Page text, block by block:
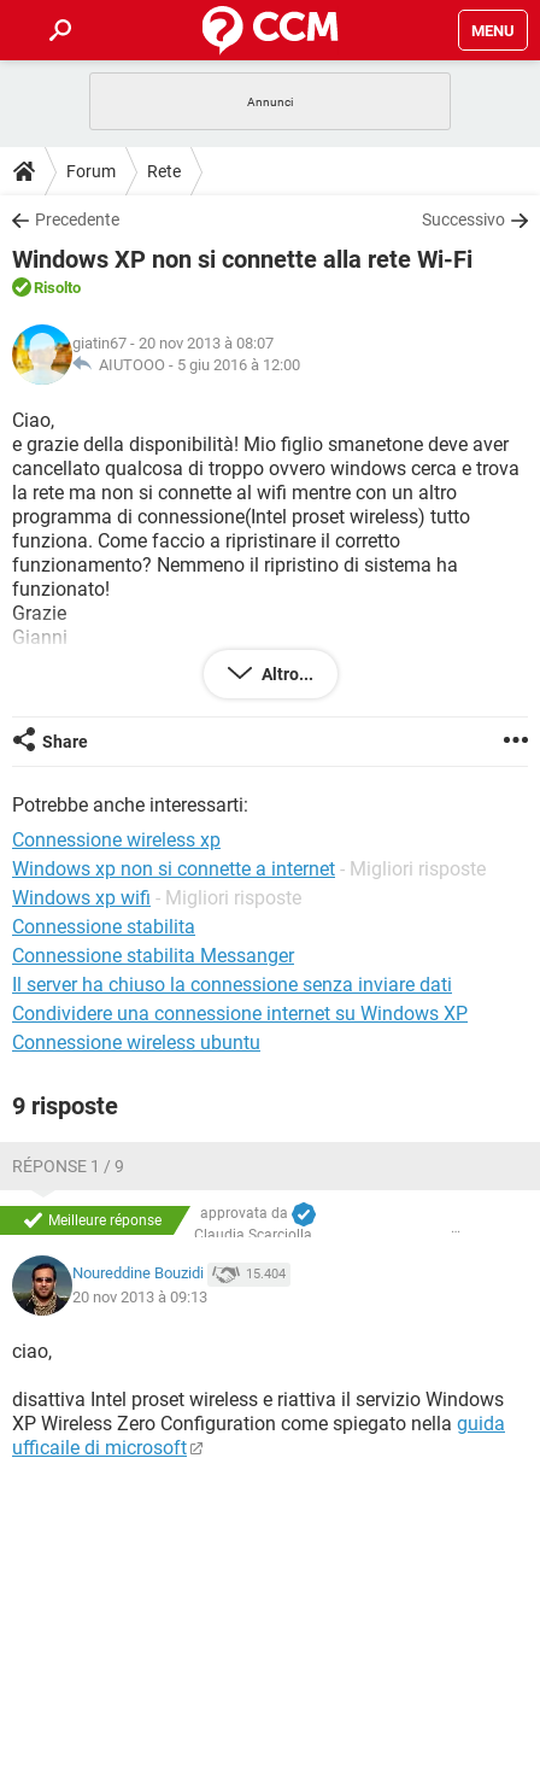
MENU
INTRATTENIMENTO
iOS
INSTAGRAM WHATSAPP
TIKTOK
HARDWARE
GUIDE
COVID-19
iOS
INSTAGRAM
TIKTOK FACEBOOK
DOWNLOAD
COVID-19 GAMING
INTRATTENIMENTO
iOS
INSTAGRAM
TIKTOK
HARDWARE
FORUM
COVID-19
INTRATTENIMENTO ANDROID
INSTAGRAM WHATSAPP
TIKTOK FACEBOOK
HARDWARE
GLOSSARIO
COVID-19
INTRATTENIMENTO
iOS WINDOWS 10
WHATSAPP
TIKTOK FACEBOOK
HARDWARE
Forum Rete
Precedente Successivo
Windows XP non si connette alla rete Wi-Fi
Risolto
giatin67 - 20 nov 2013 à 08:07
AIUTOOO - 5 giu 2016 à 12:00
Ciao,
e grazie della disponibilità! Mio figlio smanetone deve aver
cancellato qualcosa di troppo ovvero windows cerca e trova
la rete ma non si connette al wifi mentre con un altro
programma di connessione(Intel proset wireless) tutto
funziona. Come faccio a ripristinare il corretto
funzionamento? Nemmeno il ripristino di sistema ha
funzionato!
Grazie
Gianni
Altro...
Share
Potrebbe anche interessarti:
Connessione wireless xp
Windows xp non si connette a internet - Migliori risposte
Windows xp wifi - Migliori risposte
Connessione stabilita
Connessione stabilita Messanger
Il server ha chiuso la connessione senza inviare dati
Condividere una connessione internet su Windows XP
Connessione wireless ubuntu
9 risposte
RÉPONSE 1 / 9
Meilleure réponse
approvata da
Claudia Scarciolla
Noureddine Bouzidi 15.404
20 nov 2013 à 09:13
ciao,
disattiva Intel proset wireless e riattiva il servizio Windows
XP Wireless Zero Configuration come spiegato nella guida
ufficaile di microsoft